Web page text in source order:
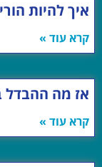
איך להיות
קרא עוד »
אז מה ההבדל
קרא עוד »